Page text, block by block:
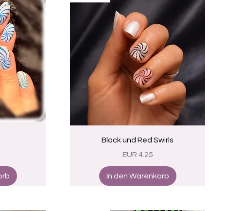
Schnellansicht
Black und Red Swirls
Preis
EUR 4.25
In den Warenkorb